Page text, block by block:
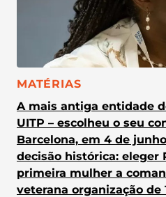
CATEGORIA:
MATÉRIAS
A mais antiga entidade
UITP – escolheu o seu
Barcelona, em 4 de
decisão histórica: eleger
primeira mulher a
veterana organização de